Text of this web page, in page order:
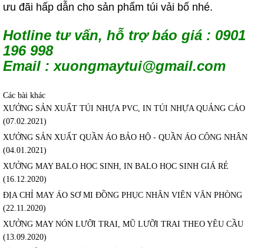
ưu đãi hấp dẫn cho sản phẩm túi vải bố nhé.
Hotline tư vấn, hỗ trợ báo giá : 0901
196 998
Email : xuongmaytui@gmail.com
Các bài khác
XƯỞNG SẢN XUẤT TÚI NHỰA PVC, IN TÚI NHỰA QUẢNG CÁO
(07.02.2021)
XƯỞNG SẢN XUẤT QUẦN ÁO BẢO HỘ - QUẦN ÁO CÔNG NHÂN
(04.01.2021)
XƯỞNG MAY BALO HỌC SINH, IN BALO HỌC SINH GIÁ RẺ
(16.12.2020)
ĐỊA CHỈ MAY ÁO SƠ MI ĐỒNG PHỤC NHÂN VIÊN VĂN PHÒNG
(22.11.2020)
XƯỞNG MAY NÓN LƯỠI TRAI, MŨ LƯỠI TRAI THEO YÊU CẦU
(13.09.2020)